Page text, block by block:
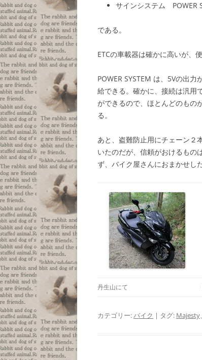
サインシステム POWER
である。
ETCの車載器は確かに高いが、
POWER SYSTEM は、5Vの出
給できる。確かに、接続は汎用
ができるので、ほとんどのもの
る。
あと、盗難防止用にチェーン２
いたのだが、信頼がおけるもの
ず、バイク屋さんにおまかせした
丹生山にて
カテゴリー:バイク | タグ: Majesty、